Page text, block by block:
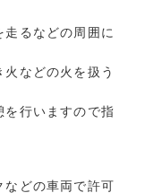
走るなどの周囲に
などの火を扱う
を行いますので指
などの車両で許可